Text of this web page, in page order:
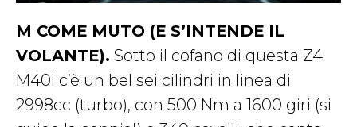
M COME MUTO (E S’INTENDE IL
VOLANTE). Sotto il cofano di questa Z4
M40i c’è un bel sei cilindri in linea di
2998cc (turbo), con 500 Nm a 1600 giri (si